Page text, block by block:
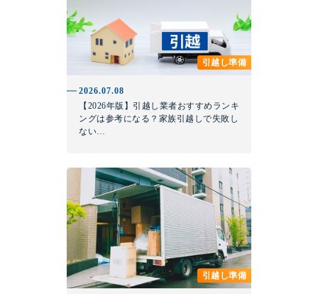
2026.07.08
【2026年版】引越し業者おすすめランキ
ングは参考になる？家族引越しで失敗し
ない…
引越し準備
引越し準備